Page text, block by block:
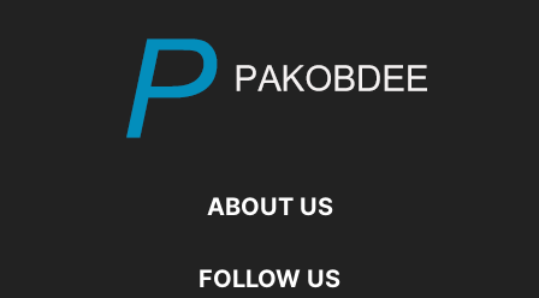
ABOUT US
FOLLOW US